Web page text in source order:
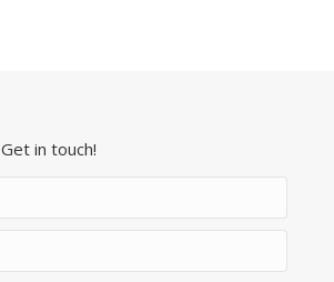
in touch!